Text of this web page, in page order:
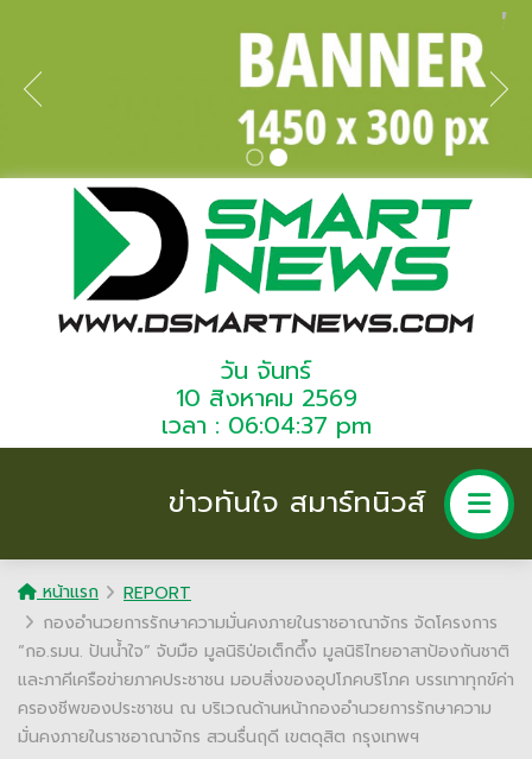
วัน จันทร์
10 สิงหาคม 2569
เวลา : 06:04:37 pm
ข่าวทันใจ สมาร์ทนิวส์
หน้าแรก
REPORT
กองอำนวยการรักษาความมั่นคงภายในราชอาณาจักร จัดโครงการ
“กอ.รมน. ปันน้ำใจ” จับมือ มูลนิธิป่อเต็กตึ๊ง มูลนิธิไทยอาสาป้องกันชาติ
และภาคีเครือข่ายภาคประชาชน มอบสิ่งของอุปโภคบริโภค บรรเทาทุกข์ค่า
ครองชีพของประชาชน ณ บริเวณด้านหน้ากองอำนวยการรักษาความ
มั่นคงภายในราชอาณาจักร สวนรื่นฤดี เขตดุสิต กรุงเทพฯ